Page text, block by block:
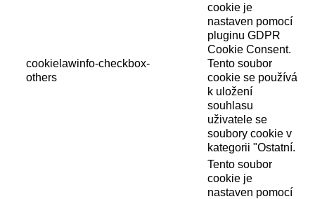
cookielawinfo-checkbox-
others
cookie je
nastaven pomocí
pluginu GDPR
Cookie Consent.
Tento soubor
cookie se používá
k uložení
souhlasu
uživatele se
soubory cookie v
kategorii "Ostatní.
Tento soubor
cookie je
nastaven pomocí